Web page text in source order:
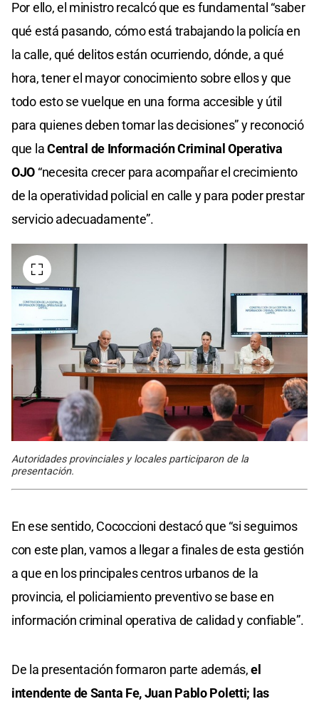
Por ello, el ministro recalcó que es fundamental “saber
qué está pasando, cómo está trabajando la policía en
la calle, qué delitos están ocurriendo, dónde, a qué
hora, tener el mayor conocimiento sobre ellos y que
todo esto se vuelque en una forma accesible y útil
para quienes deben tomar las decisiones” y reconoció
que laCentral de Información Criminal Operativa
OJO “necesita crecer para acompañar el crecimiento
de la operatividad policial en calle y para poder prestar
servicio adecuadamente”.
Autoridades provinciales y locales participaron de la
presentación.
En ese sentido, Cococcioni destacó que “si seguimos
con este plan, vamos a llegar a finales de esta gestión
a que en los principales centros urbanos de la
provincia, el policiamiento preventivo se base en
información criminal operativa de calidad y confiable”.
De la presentación formaron parte además,el
intendente de Santa Fe, Juan Pablo Poletti; las